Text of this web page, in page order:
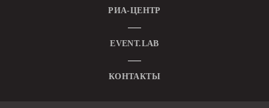
РИА-ЦЕНТР
EVENT.LAB
КОНТАКТЫ